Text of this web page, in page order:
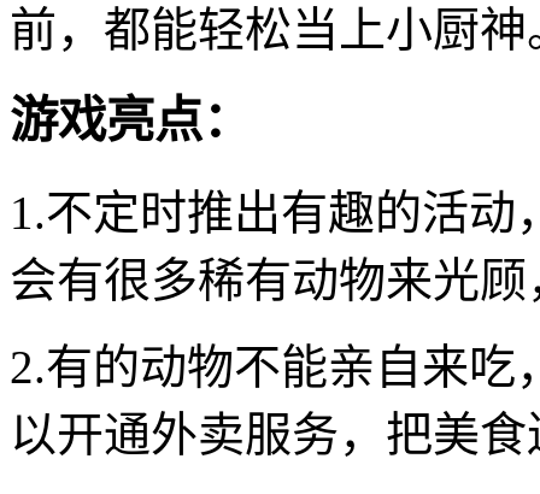
前，都能轻松当上小厨神
游戏亮点：
1.不定时推出有趣的活
会有很多稀有动物来光
2.有的动物不能亲自来
以开通外卖服务，把美